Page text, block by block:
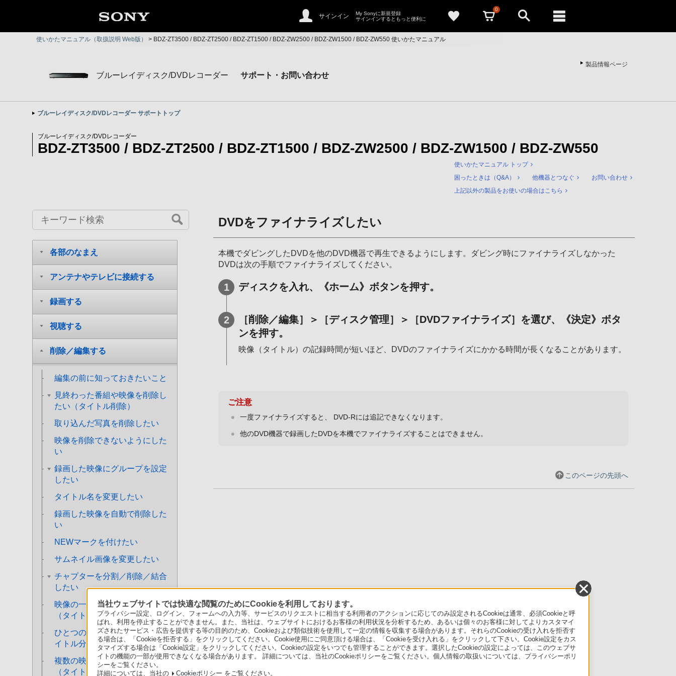
サインイン
My Sonyに新規登録
サインインするともっと便利に
0
使いかたマニュアル（取扱説明 Web版） > BDZ-ZT3500 / BDZ-ZT2500 / BDZ-ZT1500 / BDZ-ZW2500 / BDZ-ZW1500 / BDZ-ZW550 使いかたマニュアル
ブルーレイディスク/DVDレコーダー サポート・お問い合わせ
製品情報ページ
ブルーレイディスク/DVDレコーダー サポートトップ
ブルーレイディスク/DVDレコーダー
BDZ-ZT3500 / BDZ-ZT2500 / BDZ-ZT1500 / BDZ-ZW2500 / BDZ-ZW1500 / BDZ-ZW550
使いかたマニュアル トップ
困ったときは（Q&A）
他機器とつなぐ
お問い合わせ
上記以外の製品をお使いの場合はこちら
各部のなまえ
アンテナやテレビに接続する
録画する
視聴する
削除／編集する
編集の前に知っておきたいこと
見終わった番組や映像を削除し
たい（タイトル削除）
取り込んだ写真を削除したい
映像を削除できないようにした
い
録画した映像にグループを設定
したい
タイトル名を変更したい
録画した映像を自動で削除した
い
NEWマークを付けたい
サムネイル画像を変更したい
チャプターを分割／削除／結合
したい
映像の一部分をカットしたい
（タイトル部分削除）
ひとつの映像を分割したい（タ
イトル分割）
複数の映像をひとつにしたい
（タイトル結合）
DVDをファイナライズしたい
本機でダビングしたDVDを他のDVD機器で再生できるようにします。ダビング時にファイナライズしなかった
DVDは次の手順でファイナライズしてください。
ディスクを入れ、《ホーム》ボタンを押す。
［削除／編集］＞［ディスク管理］＞［DVDファイナライズ］を選び、《決定》ボタ
ンを押す。
映像（タイトル）の記録時間が短いほど、DVDのファイナライズにかかる時間が長くなることがあります。
ご注意
一度ファイナライズすると、 DVD-Rには追記できなくなります。
他のDVD機器で録画したDVDを本機でファイナライズすることはできません。
このページの先頭へ
当社ウェブサイトでは快適な閲覧のためにCookieを利用しております。
プライバシー設定、ログイン、フォームへの入力等、サービスのリクエストに相当する利用者のアクションに応じてのみ設定されるCookieは通常、必須Cookieと呼
ばれ、利用を停止することができません。また、当社は、ウェブサイトにおけるお客様の利用状況を分析するため、あるいは個々のお客様に対してよりカスタマイ
ズされたサービス・広告を提供する等の目的のため、Cookieおよび類似技術を使用して一定の情報を収集する場合があります。それらのCookieの受け入れを拒否す
る場合は、「Cookieを拒否する」をクリックしてください。Cookie使用にご同意頂ける場合は、「Cookieを受け入れる」をクリックして下さい。Cookie設定をカス
タマイズする場合は「Cookie設定」をクリックしてください。Cookieの設定をいつでも管理することができます。選択したCookieの設定によっては、このウェブサ
イトの機能の一部が使用できなくなる場合があります。 詳細については、当社のCookieポリシーをご覧ください。個人情報の取扱いについては、プライバシーポリ
シーをご覧ください。
詳細については、当社の
Cookieポリシー をご覧ください。